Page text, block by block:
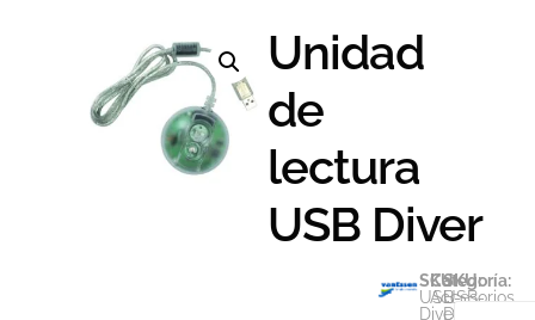
Unidad
de
lectura
USB Diver
SKU:
USB-
Diver-
Categoría:
Accesorios
SKU:
USB-
Diver-